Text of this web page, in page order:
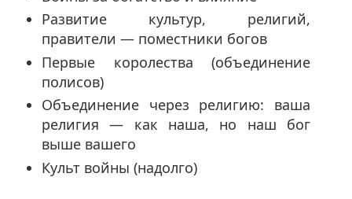
Развитие культур, религий,
правители — поместники богов
Первые королества (объединение
полисов)
Объединение через религию: ваша
религия — как наша, но наш бог
выше вашего
Культ войны (надолго)